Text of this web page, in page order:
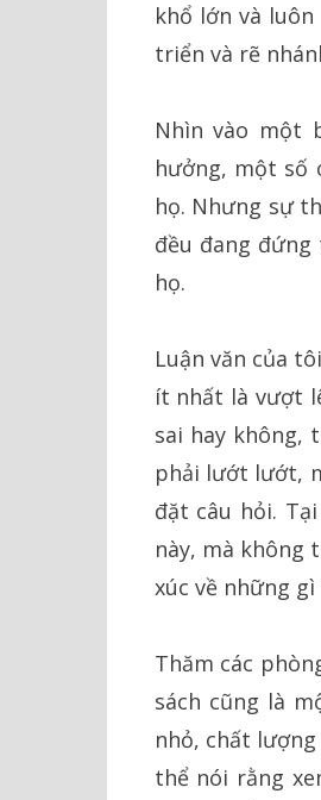
khổ lớn và
triển và rẽ
Nhìn vào một
hưởng, một số
họ. Nhưng sự
đều đang
họ.
Luận văn của
ít nhất là vượt
sai hay không,
phải lướt lướt,
đặt câu hỏi.
này, mà không
xúc về những
Thăm các
sách cũng là
nhỏ, chất
thể nói rằng